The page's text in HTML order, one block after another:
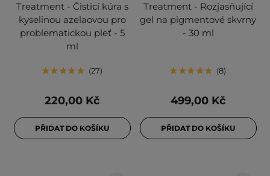
Treatment - Čisticí kúra s
kyselinou azelaovou pro
problematickou pleť - 5
ml
27
220,00 Kč
PŘIDAT DO KOŠÍKU
Treatment - Rozjasňující
gel na pigmentové skvrny
- 30 ml
8
499,00 Kč
PŘIDAT DO KOŠÍKU